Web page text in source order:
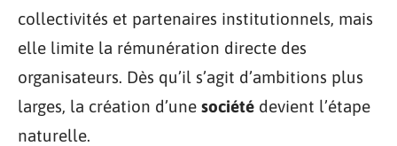
collectivités et partenaires institutionnels, mais
elle limite la rémunération directe des
organisateurs. Dès qu’il s’agit d’ambitions plus
larges, la création d’une société devient l’étape
naturelle.